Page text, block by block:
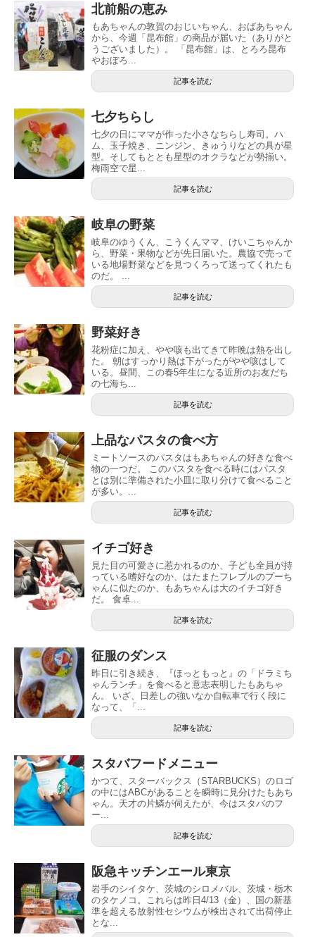
北前船の恵み
もあちゃんの敦賀のおじいちゃん、おばあちゃん
から、今週「昆布館」の商品が届いた（ありがと
うございました）。 「昆布館」は、とろろ昆布
やおぼろ...
記事を読む
七夕ちらし
七夕の日にママが作った小さなちらし寿司。ハ
ム、玉子焼き、ニンジン、きゅうりなどの具が星
型。そしてもととも星型のオクラなどが勢揃い。
梅雨空で星...
記事を読む
岐阜の野菜
岐阜のゆうくん、こうくんママ、けいこちゃんか
ら、野菜・果物などが先日届いた。農協で売って
いる地場野菜などを見つくろって送ってくれたも
のだ。 ...
記事を読む
野菜好き
花粉症に加え、やや咳も出てきて昨晩は熱を出し
た。 朝はすっかり熱は下がったがやや咳はして
いる。昼間、この春5年生になる近所のお友だち
の七海ち...
記事を読む
上品なパスタの食べ方
ミートソースのパスタはもあちゃんの好きな食べ
物の一つだ。 このパスタを食べる時にはパスタ
とは別に準備された小皿に取り分けて食べること
が多い。...
記事を読む
イチゴ好き
見た目の可愛さに惹かれるのか、子ども全員が持
っている嗜好なのか、はたまたフレブルのプーち
ゃんに似たのか、もあちゃんは大のイチゴ好き
だ。 食卓...
記事を読む
征服のダンス
昨日に引き続き、『ほっともっと』の「ドラミち
ゃんランチ」を食べると意志表明したもあちゃ
ん。 いざ、日差しの強いなか自転車で行く段に
なって、「...
記事を読む
スタバフードメニュー
かつて、スターバックス（STARBUCKS）のロゴ
の中にはABCがあることを瞬時に見分けたもあち
ゃん。天才の片鱗が伺えたが、今はスタバのフ
ー...
記事を読む
阪急キッチンエール東京
岩手のシイタケ、茨城のシロメバル、茨城・栃木
のタケノコ。これらは昨日4/13（金）、国の新基
準を超える放射性セシウムが検出されて出荷停止
とな...